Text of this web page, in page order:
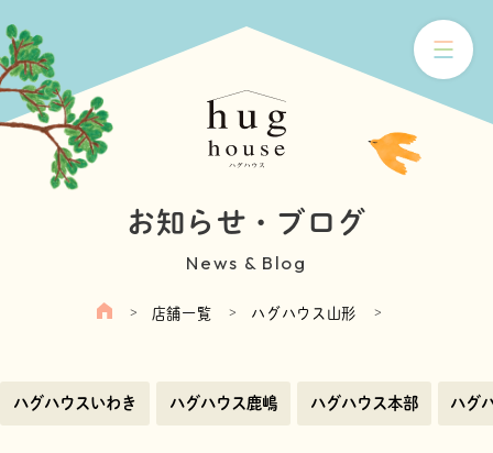
お知らせ・ブログ
News & Blog
店舗一覧 ハグハウス山形
ハグハウスいわき ハグハウス鹿嶋 ハグハウス本部 ハグ